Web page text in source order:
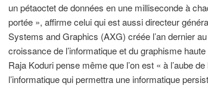
un pétaoctet de données en une milliseconde à
portée », affirme celui qui est aussi directeur
Systems and Graphics (AXG) créée l’an dernier
croissance de l’informatique et du graphisme
Raja Koduri pense même que l’on est « à l’aube
l’informatique qui permettra une informatique